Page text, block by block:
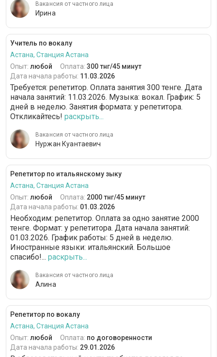
Вакансия от частного лица
Ирина
Учитель по вокалу
Астана, Станция Астана
Опыт: любой Оплата: 300 тнг/45 минут
Дата начала работы: 11.03.2026
Требуется: репетитор. Оплата занятия 300 тенге. Дата
начала занятий: 11.03.2026. Музыка: вокал. График: 5
дней в неделю. Занятия формата: у репетитора.
Откликайтесь! раскрыть...
Вакансия от частного лица
Нуржан Куантаевич
Репетитор по итальянскому зыку
Астана, Станция Астана
Опыт: любой Оплата: 2000 тнг/45 минут
Дата начала работы: 01.03.2026
Необходим: репетитор. Оплата за одно занятие 2000
тенге. Формат: у репетитора. Дата начала занятий:
01.03.2026. График работы: 5 дней в неделю.
Иностранные языки: итальянский. Большое
спасибо!... раскрыть...
Вакансия от частного лица
Алина
Репетитор по вокалу
Астана, Станция Астана
Опыт: любой Оплата: по договоренности
Дата начала работы: 29.01.2026